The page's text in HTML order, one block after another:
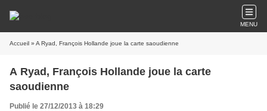
MENU
Accueil » A Ryad, François Hollande joue la carte saoudienne
A Ryad, François Hollande joue la carte
saoudienne
Publié le 27/12/2013 à 18:29